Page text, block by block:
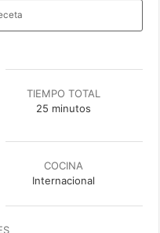
TIEMPO TOTAL
25minutos
minutos
COCINA
Internacional